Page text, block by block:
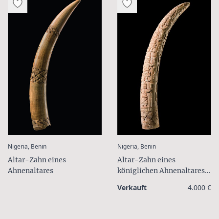
Nigeria, Benin:
Altar-Zahn eines
Ahnenaltares
Nigeria, Benin:
Altar-Zahn eines
königlichen Ahnenaltares
Verkauft 4.000 €